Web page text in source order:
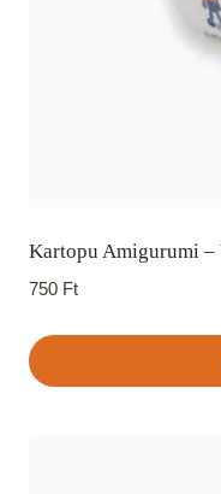
Kartopu Amigurumi –
750 Ft